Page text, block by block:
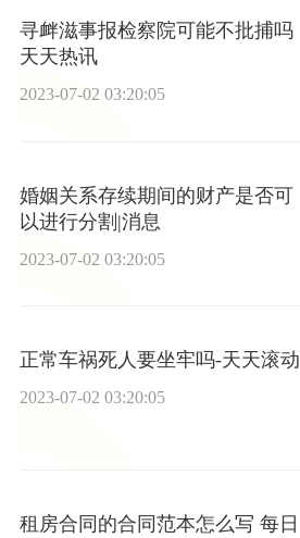
寻衅滋事报检察院可能不批捕吗
天天热讯
2023-07-02 03:20:05
婚姻关系存续期间的财产是否可
以进行分割|消息
2023-07-02 03:20:05
正常车祸死人要坐牢吗-天天滚动
2023-07-02 03:20:05
租房合同的合同范本怎么写 每日